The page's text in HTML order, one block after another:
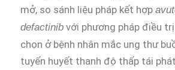
mở, so sánh liệu pháp kết hợp
defactinib với phương pháp điều
chọn ở bệnh nhân mắc ung thư
tuyến huyết thanh độ thấp tái phát